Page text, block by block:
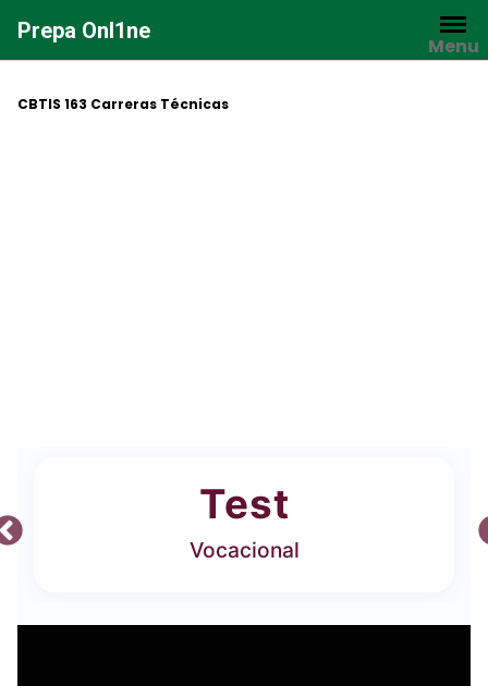
contenido
Prepa Onl1ne
Menu
CBTIS 163 Carreras Técnicas
Test
Vocacional